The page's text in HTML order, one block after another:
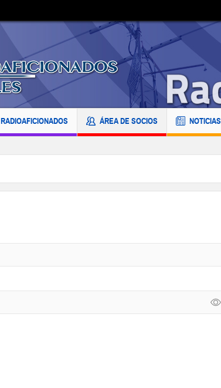
RADIOAFICIONADOS ÁREA DE SOCIOS NOTICIAS